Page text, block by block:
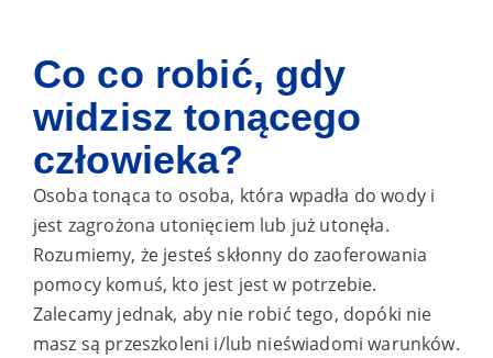
Co co robić, gdy
widzisz tonącego
człowieka?
Osoba tonąca to osoba, która wpadła do wody i
jest zagrożona utonięciem lub już utonęła.
Rozumiemy, że jesteś skłonny do zaoferowania
pomocy komuś, kto jest jest w potrzebie.
Zalecamy jednak, aby nie robić tego, dopóki nie
masz są przeszkoleni i/lub nieświadomi warunków.